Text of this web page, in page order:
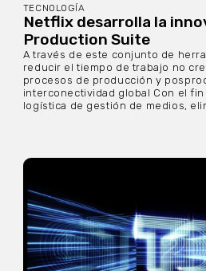
TECNOLOGÍA
Netflix desarrolla la
Production Suite
A través de este conjunto de
reducir el tiempo de trabajo no
procesos de producción y
interconectividad global Con el
logística de gestión de medios,